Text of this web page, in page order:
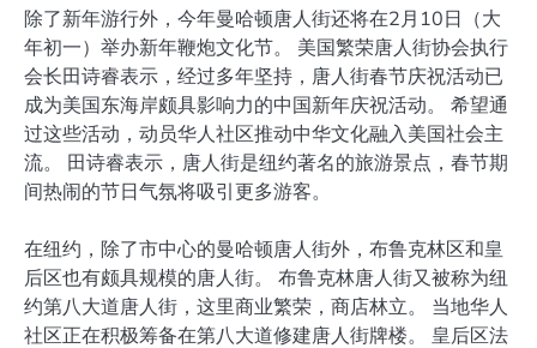
除了新年游行外，今年曼哈顿唐人街还将在2月10日（大
年初一）举办新年鞭炮文化节。 美国繁荣唐人街协会执行
会长田诗睿表示，经过多年坚持，唐人街春节庆祝活动已
成为美国东海岸颇具影响力的中国新年庆祝活动。 希望通
过这些活动，动员华人社区推动中华文化融入美国社会主
流。 田诗睿表示，唐人街是纽约著名的旅游景点，春节期
间热闹的节日气氛将吸引更多游客。
在纽约，除了市中心的曼哈顿唐人街外，布鲁克林区和皇
后区也有颇具规模的唐人街。 布鲁克林唐人街又被称为纽
约第八大道唐人街，这里商业繁荣，商店林立。 当地华人
社区正在积极筹备在第八大道修建唐人街牌楼。 皇后区法